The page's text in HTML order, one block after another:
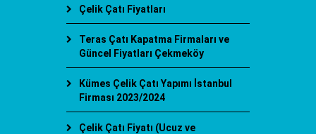
Çelik Çatı Fiyatları
Teras Çatı Kapatma Firmaları ve
Güncel Fiyatları Çekmeköy
Kümes Çelik Çatı Yapımı İstanbul
Firması 2023/2024
Çelik Çatı Fiyatı (Ucuz ve